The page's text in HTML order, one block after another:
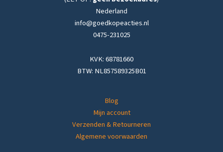
Nederland
info@goedkopeacties.nl
0475-231025
KVK: 68781660
BTW: NL857589325B01
Blog
Mijn account
Verzenden & Retourneren
Algemene voorwaarden